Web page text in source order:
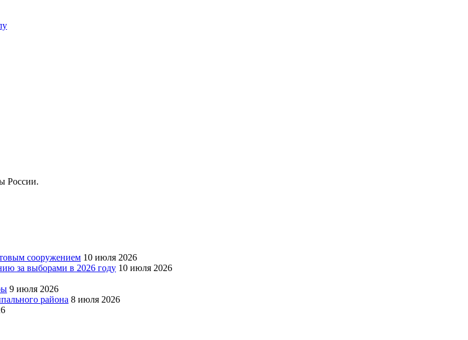
России.
сооружением 10 июля 2026
за выборами в 2026 году 10 июля 2026
9 июля 2026
района 8 июля 2026